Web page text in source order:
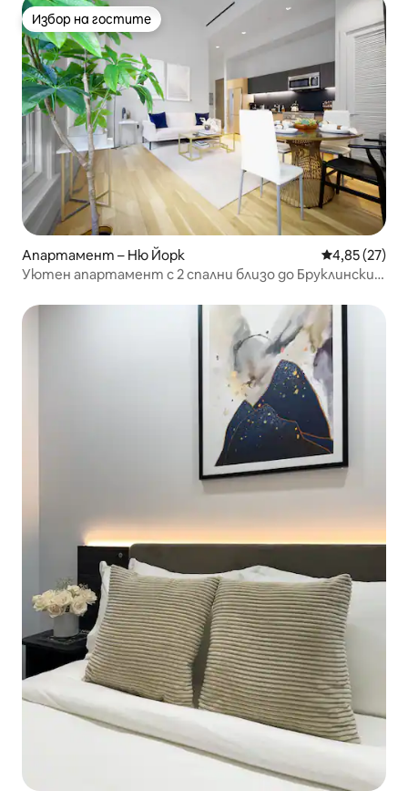
Избор на гостите
Избор на гостите
Апартамент – Ню Йорк Средна
4,85 (27)
Уютен апартамент с 2 спални близо до Бруклинския